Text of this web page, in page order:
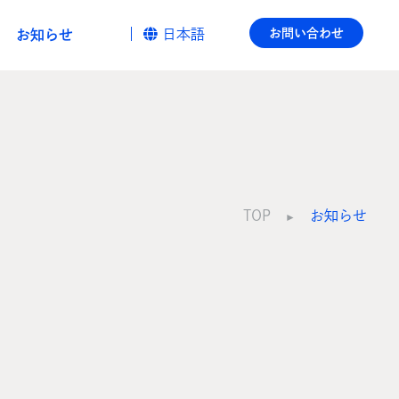
お知らせ 日本語 お問い合わせ
TOP ► お知らせ